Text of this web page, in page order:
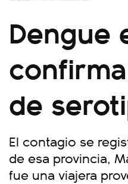
Dengue
de
El contagio se
de esa provincia,
fue una viajera